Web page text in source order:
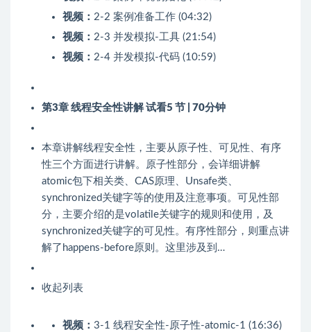
视频： 2-2 案例准备工作 (04:32)
视频： 2-3 并发模拟-工具 (21:54)
视频： 2-4 并发模拟-代码 (10:59)
第3章 线程安全性讲解试看5 节 | 70分钟
本章讲解线程安全性，主要从原子性、可见性、有序
性三个方面进行讲解。原子性部分，会详细讲解
atomic包下相关类、CAS原理、Unsafe类、
synchronized关键字等的使用及注意事项。可见性部
分，主要介绍的是volatile关键字的规则和使用，及
synchronized关键字的可见性。有序性部分，则重点讲
解了happens-before原则。这里涉及到…
收起列表
视频： 3-1 线程安全性-原子性-atomic-1 (16:36)